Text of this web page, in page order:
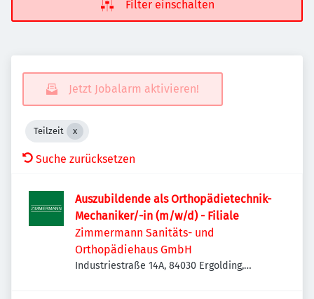
Filter einschalten
Jetzt Jobalarm aktivieren!
Teilzeit
Suche zurücksetzen
Auszubildende als Orthopädietechnik-
Mechaniker/-in (m/w/d) - Filiale
Zimmermann Sanitäts- und
Orthopädiehaus GmbH
Industriestraße 14A, 84030 Ergolding,